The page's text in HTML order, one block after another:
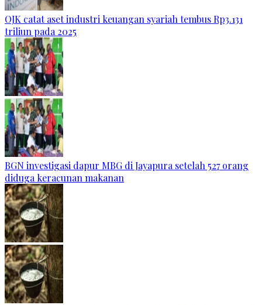
OJK catat aset industri keuangan syariah tembus Rp3.131
triliun pada 2025
BGN investigasi dapur MBG di Jayapura setelah 527 orang
diduga keracunan makanan